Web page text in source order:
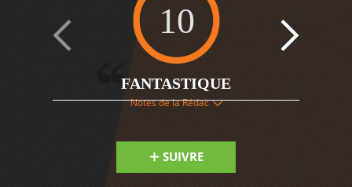
10
FANTASTIQUE
Notes de la Rédac
SUIVRE